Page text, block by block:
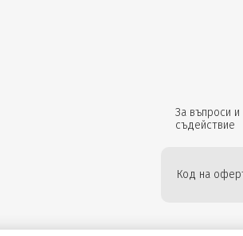
За въпроси и
съдействие
Код на